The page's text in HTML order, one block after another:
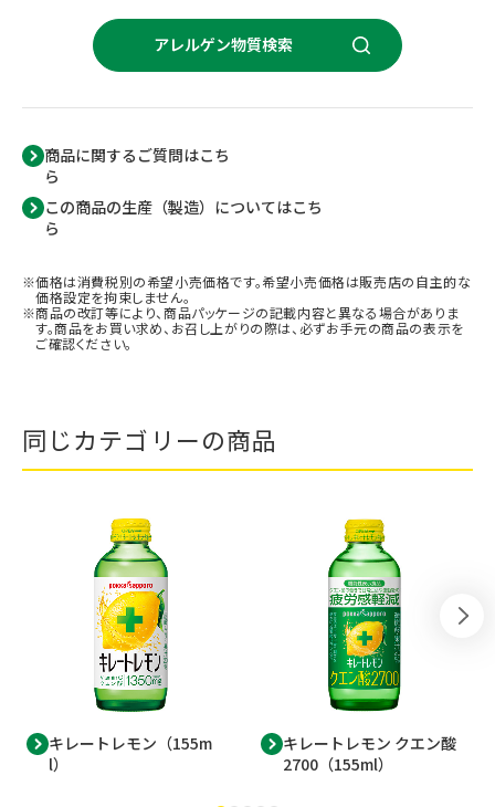
アレルゲン物質検索
商品に関するご質問はこち
ら
この商品の生産（製造）についてはこち
ら
価格は消費税別の希望小売価格です。希望小売価格は販売店の自主的な
価格設定を拘束しません。
商品の改訂等により、商品パッケージの記載内容と異なる場合がありま
す。商品をお買い求め、お召し上がりの際は、必ずお手元の商品の表示を
ご確認ください。
同じカテゴリーの商品
キレートレモン（155m
l）
キレートレモン クエン酸
2700（155ml）